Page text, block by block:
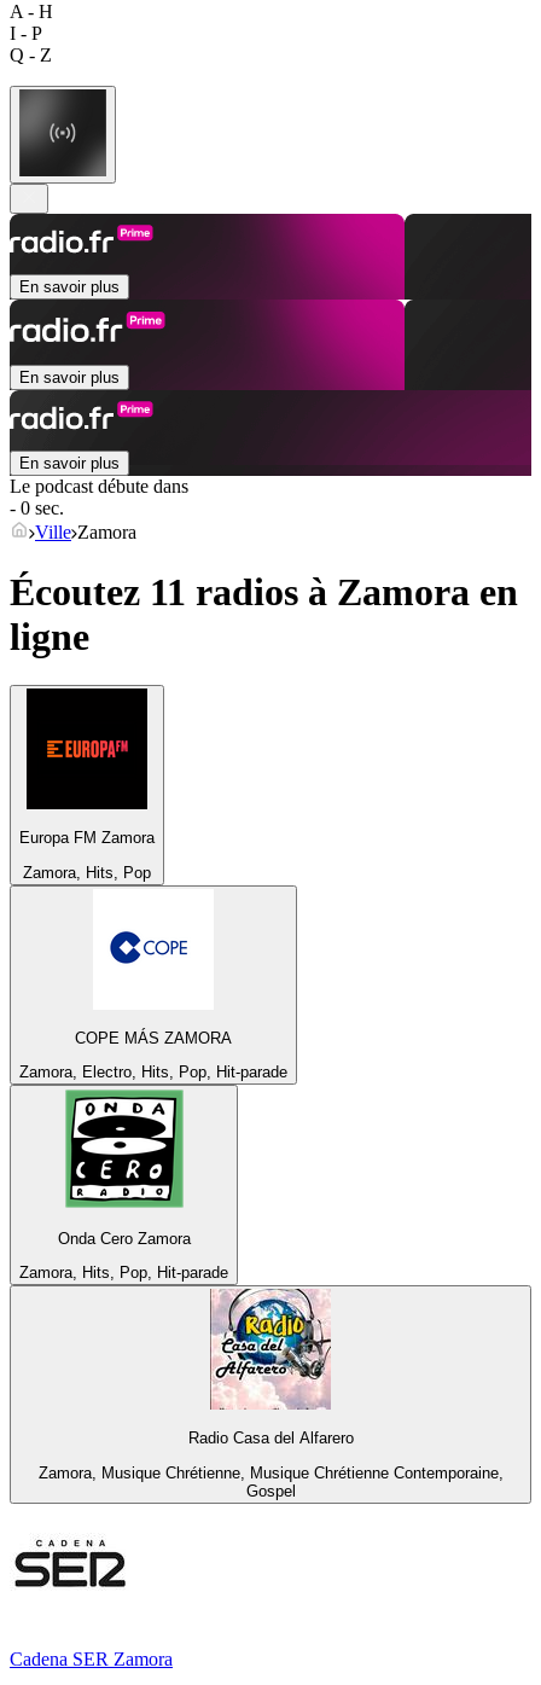
A - H
I - P
Q - Z
En savoir plus
En savoir plus
En savoir plus
Le podcast débute dans
- 0 sec.
Ville Zamora
Écoutez 11 radios à Zamora en
ligne
Europa FM Zamora
Zamora, Hits, Pop
COPE MÁS ZAMORA
Zamora, Electro, Hits, Pop, Hit-parade
Onda Cero Zamora
Zamora, Hits, Pop, Hit-parade
Radio Casa del Alfarero
Zamora, Musique Chrétienne, Musique Chrétienne Contemporaine,
Gospel
Cadena SER Zamora